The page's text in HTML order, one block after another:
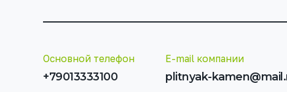
Основной телефон
+79013333100
E-mail компании
plitnyak-